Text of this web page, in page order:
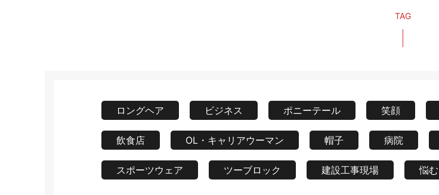
TAG
ロングヘア ビジネス ポニーテール 笑顔
飲食店 OL・キャリアウーマン 帽子 病院
スポーツウェア ツーブロック 建設工事現場 悩む